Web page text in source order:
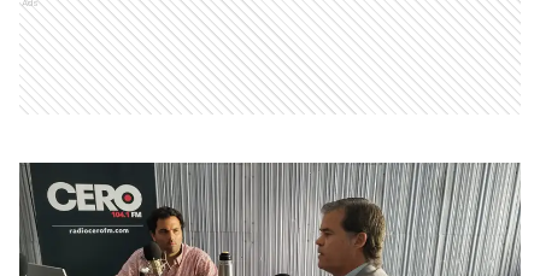
Ads